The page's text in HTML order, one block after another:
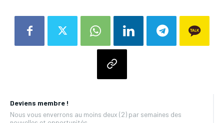
Deviens membre !
Nous vous enverrons au moins deux (2) par semaines des